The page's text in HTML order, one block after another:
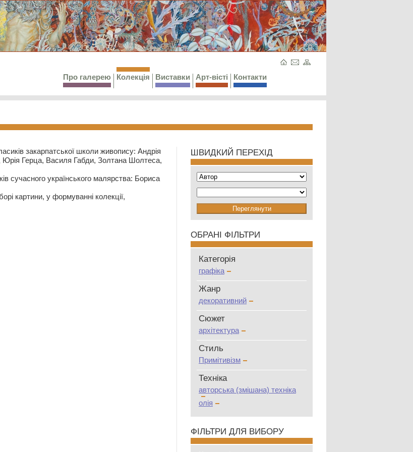
Про галерею Колекція Виставки Арт-вісті Контакти
закарпатської школи живопису: Андрія
Герца, Василя Габди, Золтана Шолтеса,
сучасного українського малярства: Бориса
картини, у формуванні колекції,
ШВИДКИЙ ПЕРЕХІД
ОБРАНІ ФІЛЬТРИ
Категорія
графіка
Жанр
декоративний
Сюжет
архітектура
Стиль
Примітивізм
Техніка
авторська (змішана) техніка
олія
ФІЛЬТРИ ДЛЯ ВИБОРУ